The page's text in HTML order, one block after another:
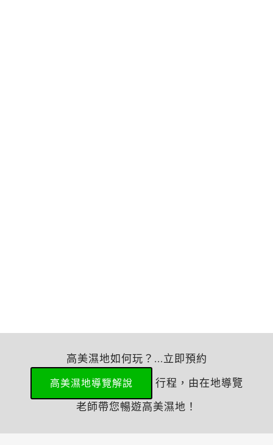
高美濕地如何玩？...立即預約
高美濕地導覽解說
行程，由在地導覽
老師帶您暢遊高美濕地！